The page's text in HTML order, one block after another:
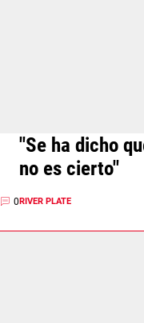
0
"Se ha dicho
no es cierto"
RIVER PLATE